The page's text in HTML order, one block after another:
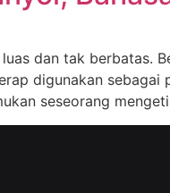
dan tak berbatas.
digunakan
seseorang